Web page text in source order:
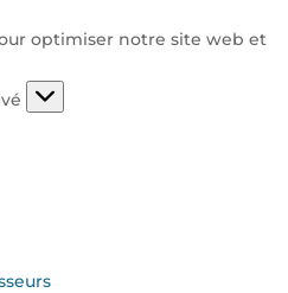
optimiser notre site web et